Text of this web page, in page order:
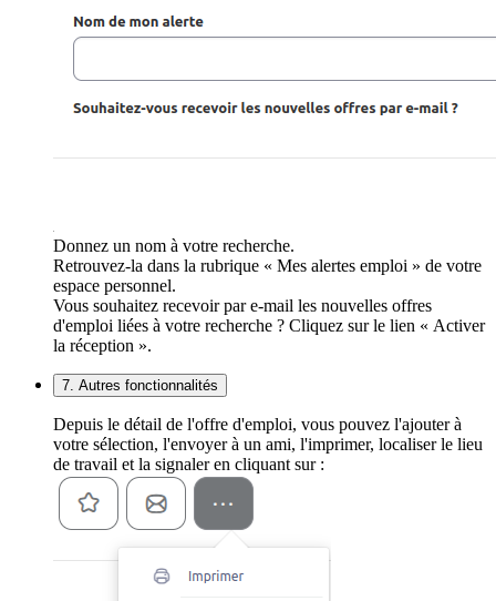
Donnez un nom à votre recherche.
Retrouvez-la dans la rubrique « Mes alertes emploi » de votre
espace personnel.
Vous souhaitez recevoir par e-mail les nouvelles offres
d'emploi liées à votre recherche ? Cliquez sur le lien « Activer
la réception ».
7. Autres fonctionnalités
Depuis le détail de l'offre d'emploi, vous pouvez l'ajouter à
votre sélection, l'envoyer à un ami, l'imprimer, localiser le lieu
de travail et la signaler en cliquant sur :